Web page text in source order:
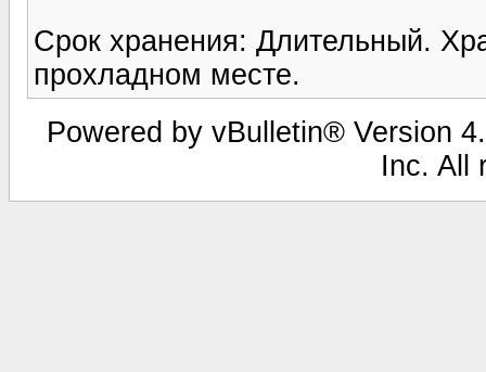
Срок хранения: Длительный.
прохладном месте.
Powered by vBulletin® Version
Inc. All